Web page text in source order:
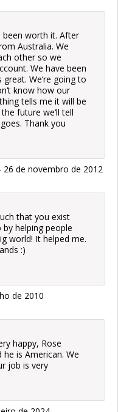
been worth it. After
Australia. We
other so we
We have been
We‘re going to
know how our
tells me it will be
future we‘ll tell
Thank you
26 de novembro de 2012
that you exist
helping people
world! It helped me.
:)
de 2010
happy, Rose
is American. We
job is very